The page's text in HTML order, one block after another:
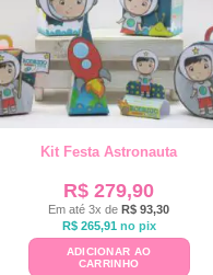
Kit Festa Astronauta
R$ 279,90
Em até 3x de R$ 93,30
R$265,91 no pix
ADICIONAR AO
CARRINHO